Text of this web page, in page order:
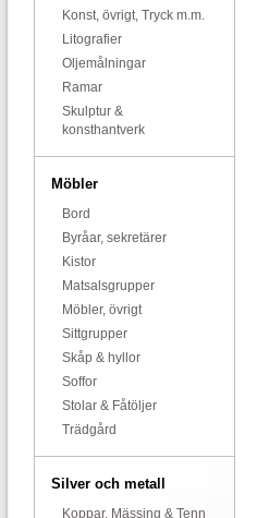
Konst, övrigt, Tryck m.m.
Litografier
Oljemålningar
Ramar
Skulptur &
konsthantverk
Möbler
Bord
Byråar, sekretärer
Kistor
Matsalsgrupper
Möbler, övrigt
Sittgrupper
Skåp & hyllor
Soffor
Stolar & Fåtöljer
Trädgård
Silver och metall
Koppar, Mässing & Tenn